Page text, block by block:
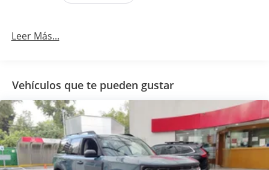
Leer Más...
Vehículos que te pueden gustar